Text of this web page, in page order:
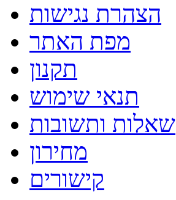
הצהרת נגישות
מפת האתר
תקנון
תנאי שימוש
שאלות ותשובות
מחירון
קישורים